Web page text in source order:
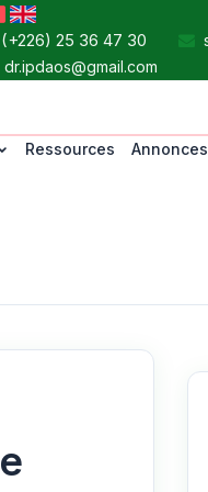
Téléphone :
(+226) 25 36 47 30
dr.ipdaos@gmail.com
Ressources Annonces